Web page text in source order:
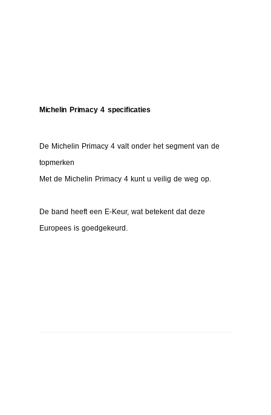
Michelin Primacy 4 specificaties
De Michelin Primacy 4 valt onder het segment van de
topmerken
Met de Michelin Primacy 4 kunt u veilig de weg op.
De band heeft een E-Keur, wat betekent dat deze
Europees is goedgekeurd.